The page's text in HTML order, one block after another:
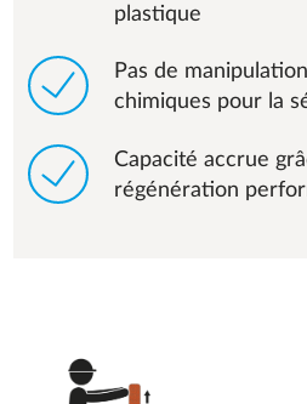
plastique
Pas de
chimiques pour la
Capacité accrue
régénération